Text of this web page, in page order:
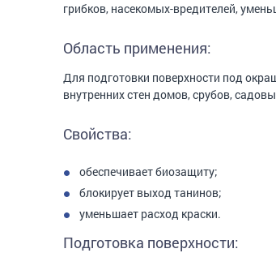
грибков, насекомых-вредителей,
Область применения:
Для подготовки поверхности под
внутренних стен домов, срубов,
Свойства:
обеспечивает биозащиту;
блокирует выход танинов;
уменьшает расход краски.
Подготовка поверхности: